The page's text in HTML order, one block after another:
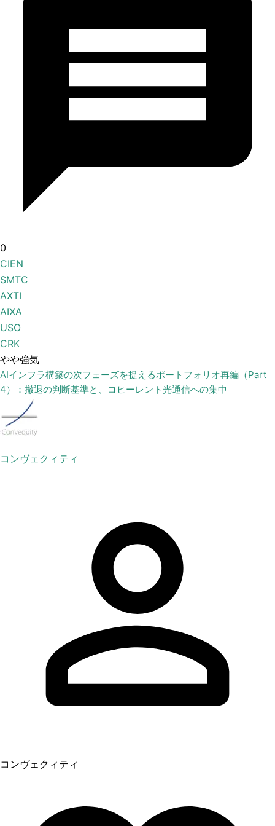
0
CIEN
SMTC
AXTI
AIXA
USO
CRK
やや強気
AIインフラ構築の次フェーズを捉えるポートフォリオ再編（Part
4）：撤退の判断基準と、コヒーレント光通信への集中
コンヴェクィティ
コンヴェクィティ